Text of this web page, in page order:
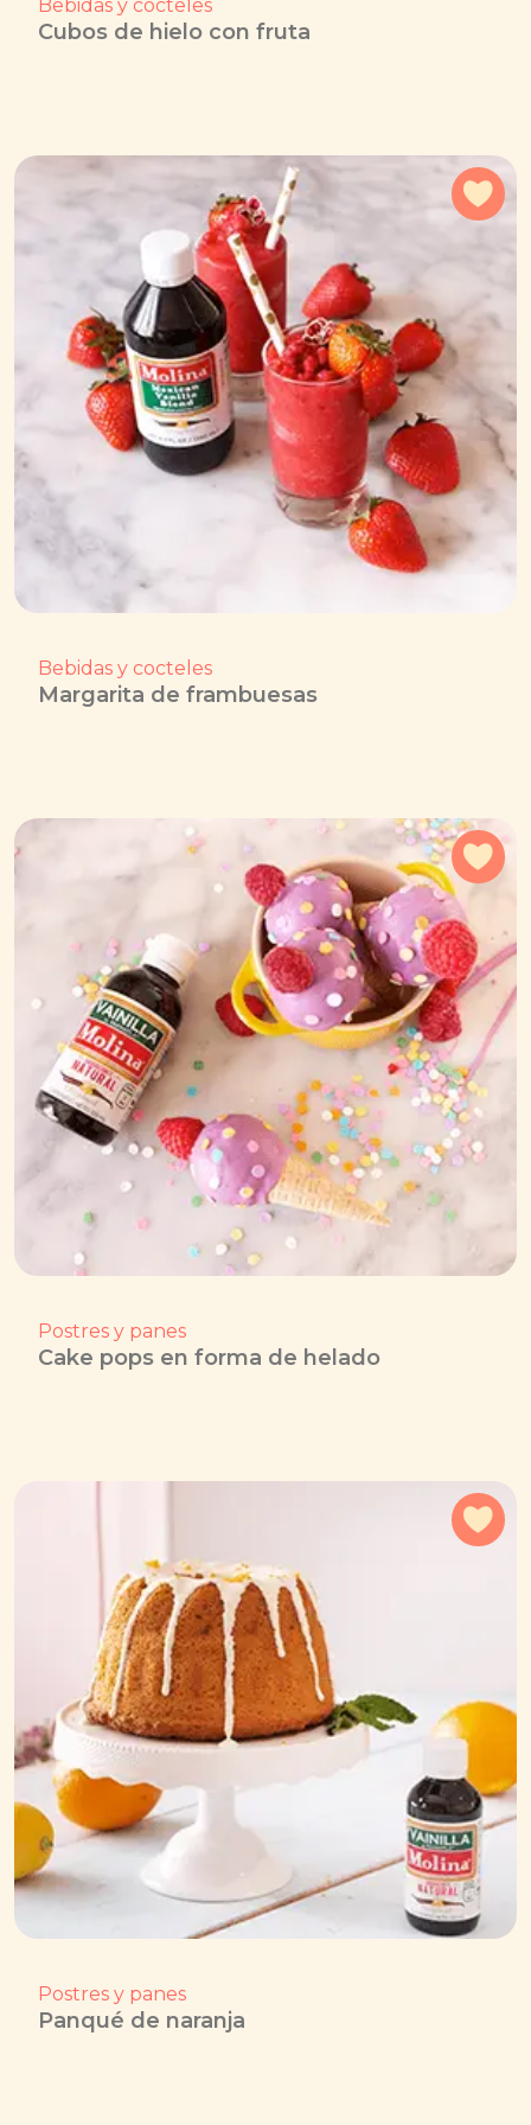
Bebidas y cocteles
Cubos de hielo con fruta
Bebidas y cocteles
Margarita de frambuesas
Postres y panes
Cake pops en forma de helado
Postres y panes
Panqué de naranja